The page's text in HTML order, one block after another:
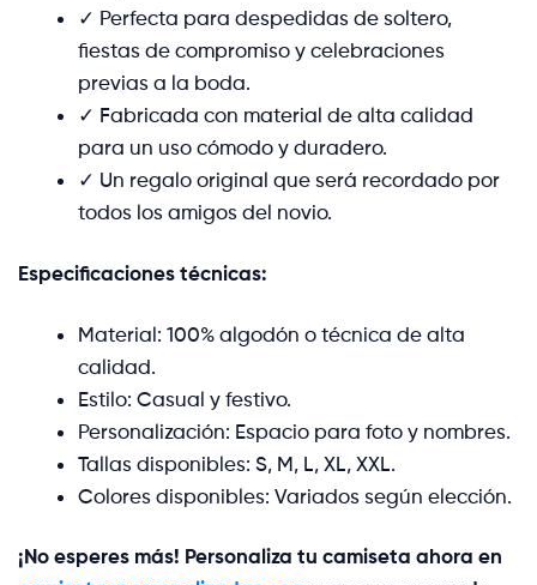
✓ Perfecta para despedidas de soltero,
fiestas de compromiso y celebraciones
previas a la boda.
✓ Fabricada con material de alta calidad
para un uso cómodo y duradero.
✓ Un regalo original que será recordado por
todos los amigos del novio.
Especificaciones técnicas:
Material: 100% algodón o técnica de alta
calidad.
Estilo: Casual y festivo.
Personalización: Espacio para foto y nombres.
Tallas disponibles: S, M, L, XL, XXL.
Colores disponibles: Variados según elección.
¡No esperes más! Personaliza tu camiseta ahora en